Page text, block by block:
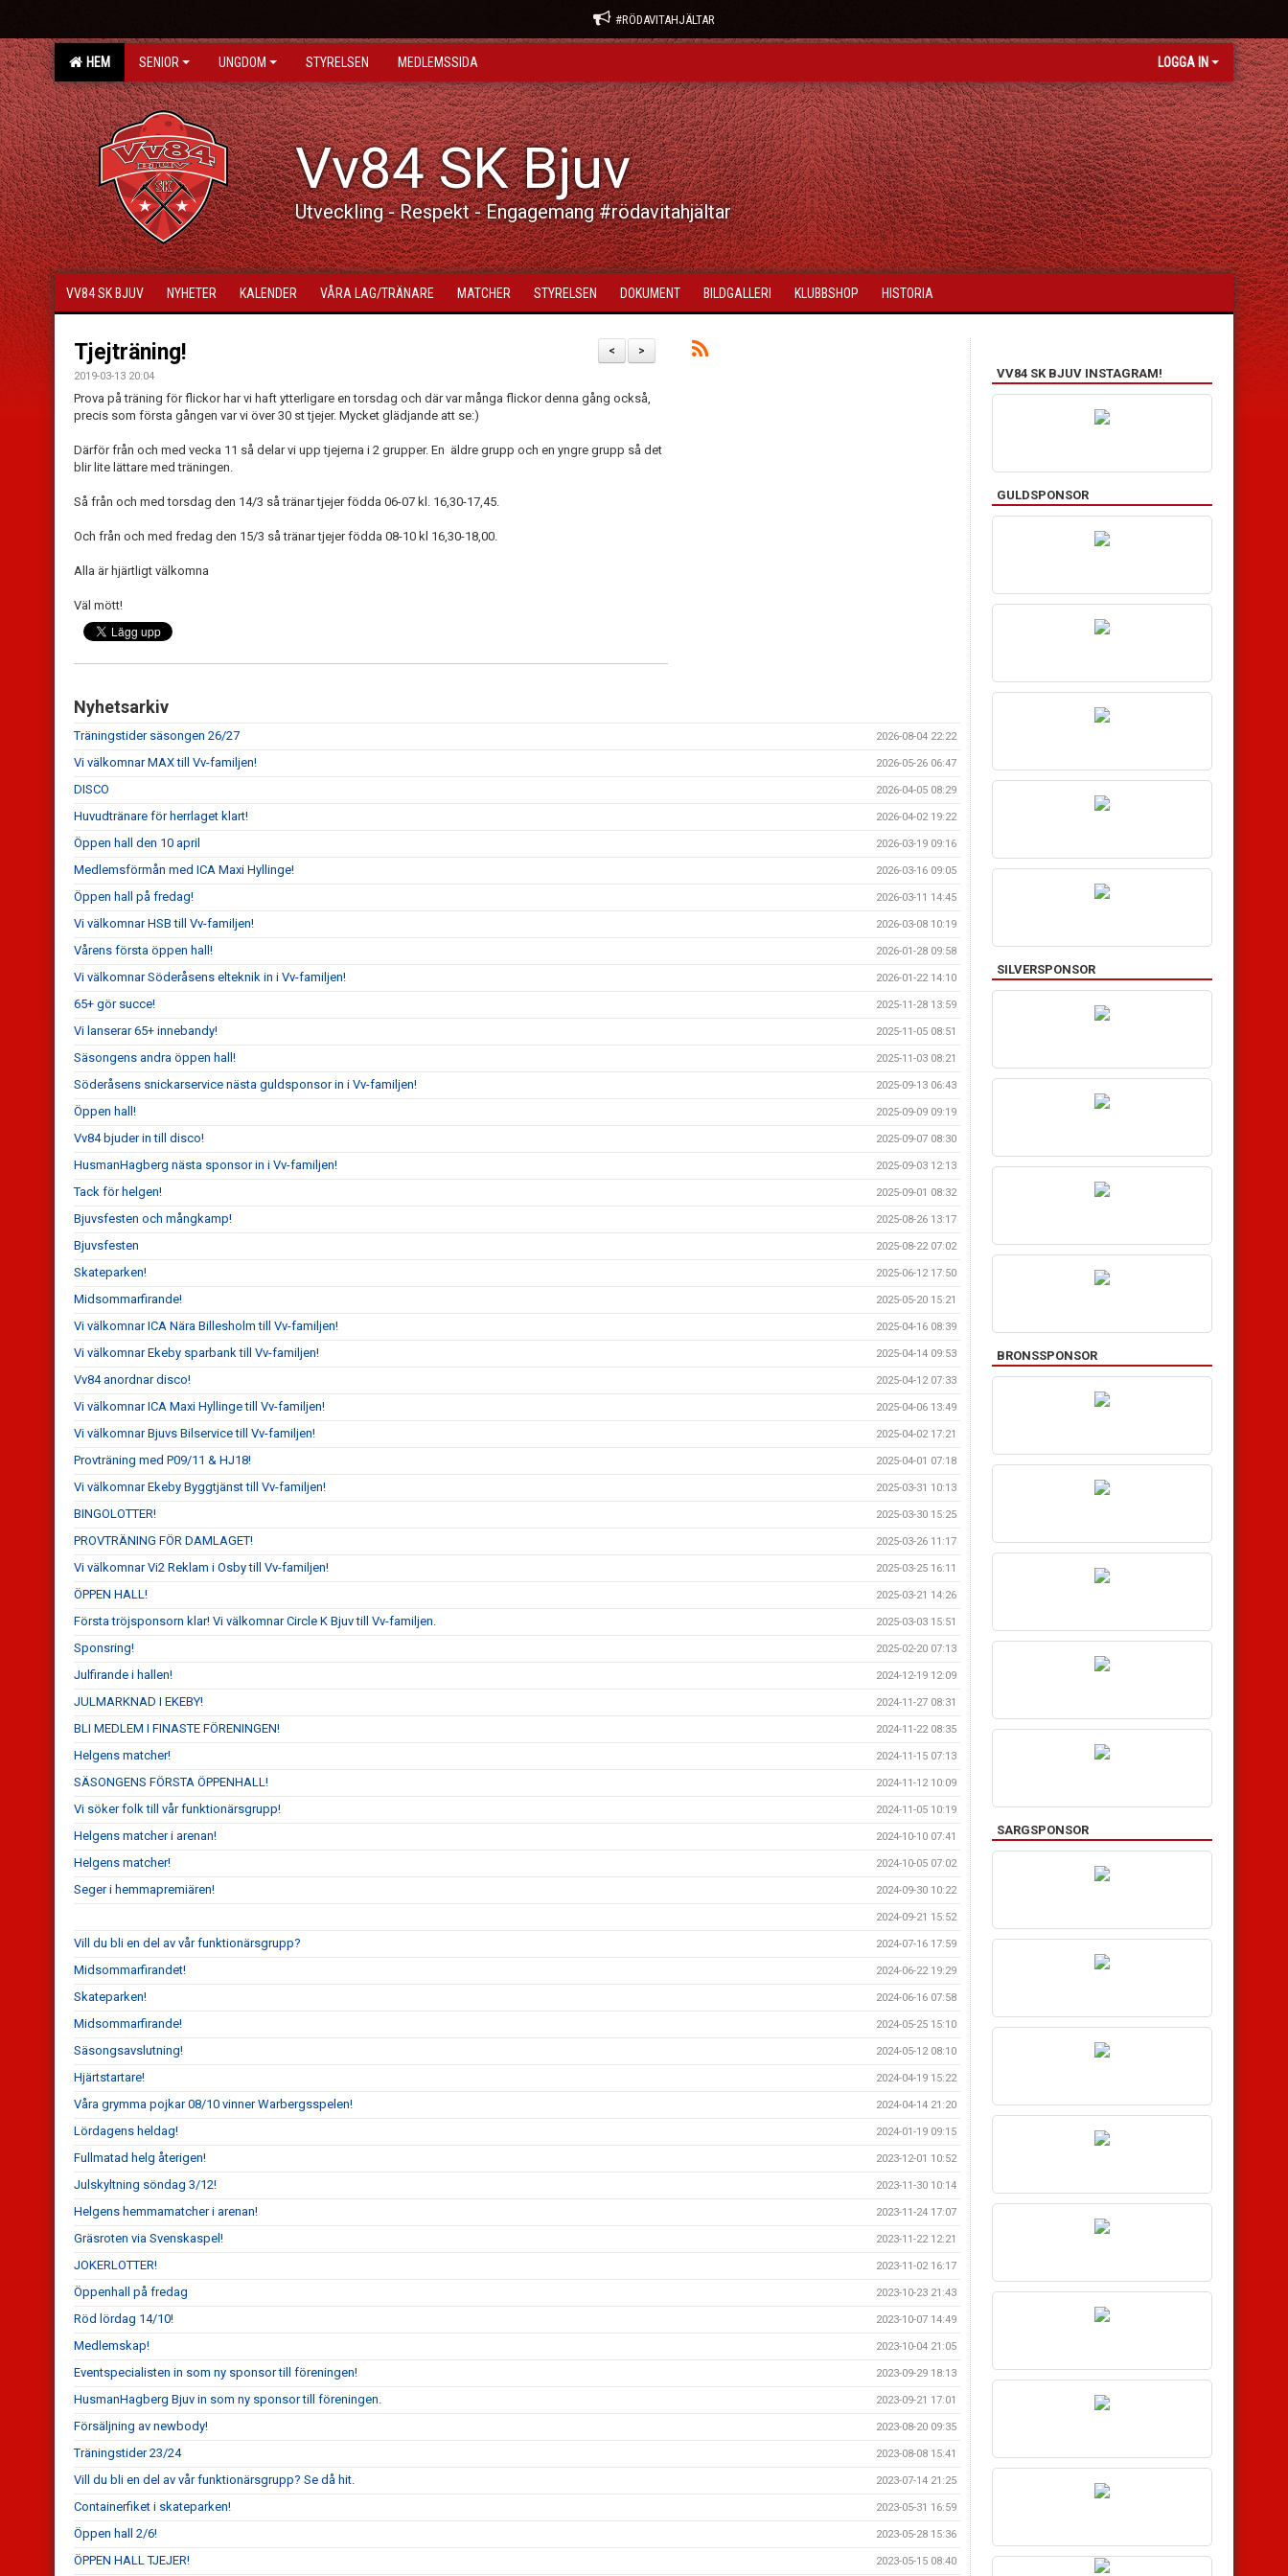
#RÖDAVITAHJÄLTAR
HEM SENIOR UNGDOM STYRELSEN MEDLEMSSIDA LOGGA IN
Vv84 SK Bjuv
Utveckling - Respekt - Engagemang #rödavitahjältar
VV84 SK BJUV NYHETER KALENDER VÅRA LAG/TRÄNARE MATCHER STYRELSEN DOKUMENT BILDGALLERI KLUBBSHOP HISTORIA
>
<
Tjejträning!
2019-03-13 20:04
Prova på träning för flickor har vi haft ytterligare en torsdag och där var många flickor denna gång också,
precis som första gången var vi över 30 st tjejer. Mycket glädjande att se:)
Därför från och med vecka 11 så delar vi upp tjejerna i 2 grupper. En äldre grupp och en yngre grupp så det
blir lite lättare med träningen.
Så från och med torsdag den 14/3 så tränar tjejer födda 06-07 kl. 16,30-17,45.
Och från och med fredag den 15/3 så tränar tjejer födda 08-10 kl 16,30-18,00.
Alla är hjärtligt välkomna
Väl mött!
Nyhetsarkiv
Träningstider säsongen 26/27 2026-08-04 22:22
Vi välkomnar MAX till Vv-familjen! 2026-05-26 06:47
DISCO 2026-04-05 08:29
Huvudtränare för herrlaget klart! 2026-04-02 19:22
Öppen hall den 10 april 2026-03-19 09:16
Medlemsförmån med ICA Maxi Hyllinge! 2026-03-16 09:05
Öppen hall på fredag! 2026-03-11 14:45
Vi välkomnar HSB till Vv-familjen! 2026-03-08 10:19
Vårens första öppen hall! 2026-01-28 09:58
Vi välkomnar Söderåsens elteknik in i Vv-familjen! 2026-01-22 14:10
65+ gör succe! 2025-11-28 13:59
Vi lanserar 65+ innebandy! 2025-11-05 08:51
Säsongens andra öppen hall! 2025-11-03 08:21
Söderåsens snickarservice nästa guldsponsor in i Vv-familjen! 2025-09-13 06:43
Öppen hall! 2025-09-09 09:19
Vv84 bjuder in till disco! 2025-09-07 08:30
HusmanHagberg nästa sponsor in i Vv-familjen! 2025-09-03 12:13
Tack för helgen! 2025-09-01 08:32
Bjuvsfesten och mångkamp! 2025-08-26 13:17
Bjuvsfesten 2025-08-22 07:02
Skateparken! 2025-06-12 17:50
Midsommarfirande! 2025-05-20 15:21
Vi välkomnar ICA Nära Billesholm till Vv-familjen! 2025-04-16 08:39
Vi välkomnar Ekeby sparbank till Vv-familjen! 2025-04-14 09:53
Vv84 anordnar disco! 2025-04-12 07:33
Vi välkomnar ICA Maxi Hyllinge till Vv-familjen! 2025-04-06 13:49
Vi välkomnar Bjuvs Bilservice till Vv-familjen! 2025-04-02 17:21
Provträning med P09/11 & HJ18! 2025-04-01 07:18
Vi välkomnar Ekeby Byggtjänst till Vv-familjen! 2025-03-31 10:13
BINGOLOTTER! 2025-03-30 15:25
PROVTRÄNING FÖR DAMLAGET! 2025-03-26 11:17
Vi välkomnar Vi2 Reklam i Osby till Vv-familjen! 2025-03-25 16:11
ÖPPEN HALL! 2025-03-21 14:26
Första tröjsponsorn klar! Vi välkomnar Circle K Bjuv till Vv-familjen. 2025-03-03 15:51
Sponsring! 2025-02-20 07:13
Julfirande i hallen! 2024-12-19 12:09
JULMARKNAD I EKEBY! 2024-11-27 08:31
BLI MEDLEM I FINASTE FÖRENINGEN! 2024-11-22 08:35
Helgens matcher! 2024-11-15 07:13
SÄSONGENS FÖRSTA ÖPPENHALL! 2024-11-12 10:09
Vi söker folk till vår funktionärsgrupp! 2024-11-05 10:19
Helgens matcher i arenan! 2024-10-10 07:41
Helgens matcher! 2024-10-05 07:02
Seger i hemmapremiären! 2024-09-30 10:22
2024-09-21 15:52
Vill du bli en del av vår funktionärsgrupp? 2024-07-16 17:59
Midsommarfirandet! 2024-06-22 19:29
Skateparken! 2024-06-16 07:58
Midsommarfirande! 2024-05-25 15:10
Säsongsavslutning! 2024-05-12 08:10
Hjärtstartare! 2024-04-19 15:22
Våra grymma pojkar 08/10 vinner Warbergsspelen! 2024-04-14 21:20
Lördagens heldag! 2024-01-19 09:15
Fullmatad helg återigen! 2023-12-01 10:52
Julskyltning söndag 3/12! 2023-11-30 10:14
Helgens hemmamatcher i arenan! 2023-11-24 17:07
Gräsroten via Svenskaspel! 2023-11-22 12:21
JOKERLOTTER! 2023-11-02 16:17
Öppenhall på fredag 2023-10-23 21:43
Röd lördag 14/10! 2023-10-07 14:49
Medlemskap! 2023-10-04 21:05
Eventspecialisten in som ny sponsor till föreningen! 2023-09-29 18:13
HusmanHagberg Bjuv in som ny sponsor till föreningen. 2023-09-21 17:01
Försäljning av newbody! 2023-08-20 09:35
Träningstider 23/24 2023-08-08 15:41
Vill du bli en del av vår funktionärsgrupp? Se då hit. 2023-07-14 21:25
Containerfiket i skateparken! 2023-05-31 16:59
Öppen hall 2/6! 2023-05-28 15:36
ÖPPEN HALL TJEJER! 2023-05-15 08:40
VV84 SK BJUV INSTAGRAM!
GULDSPONSOR
SILVERSPONSOR
BRONSSPONSOR
SARGSPONSOR